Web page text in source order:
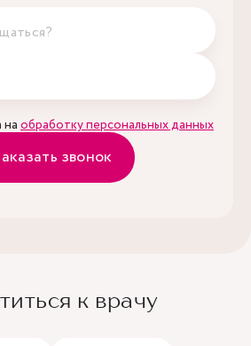
на обработку персональных данных
звонок
к врачу